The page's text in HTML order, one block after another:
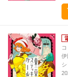
伊
シ